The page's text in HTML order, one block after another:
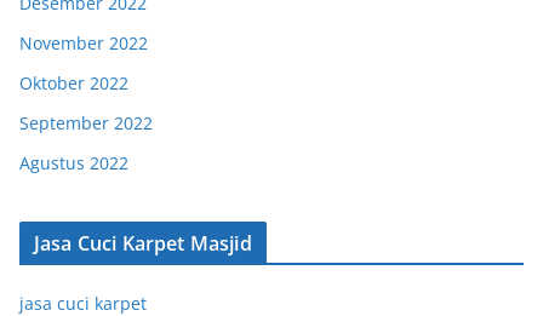
November 2022
Oktober 2022
September 2022
Agustus 2022
Jasa Cuci Karpet Masjid
jasa cuci karpet